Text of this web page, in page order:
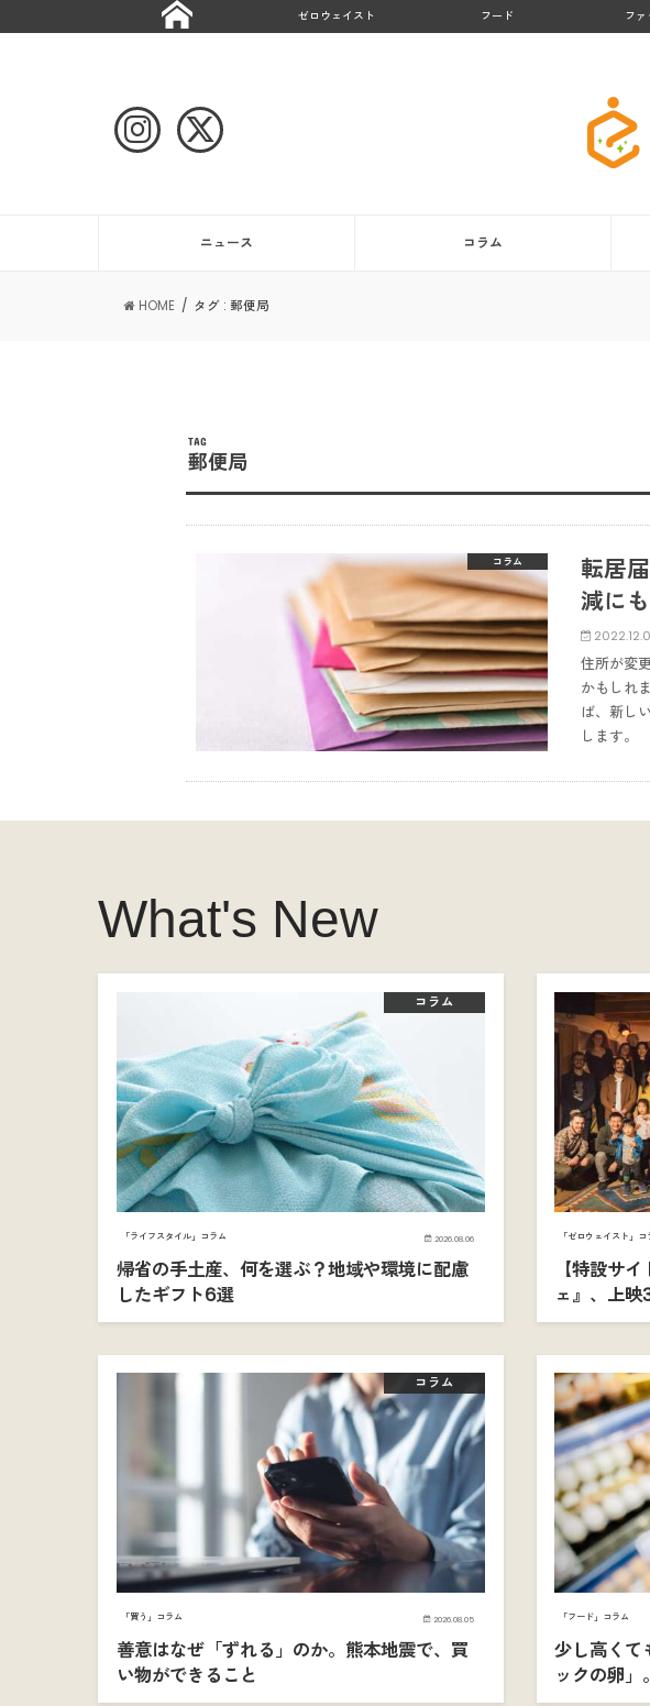
ゼロウェイスト フード ファ
ニュース コラム
HOME タグ : 郵便局
TAG
郵便局
コラム
転居
減にも
住所が変
かもしれ
ば、新し
します。
What's New
コラム
「ライフスタイル」コラム 2026.08.06
帰省の手土産、何を選ぶ？地域や環境に配慮
したギフト6選
「ゼロウェイスト」コ
【特設サ
ェ』、上
コラム
「買う」コラム 2026.08.05
善意はなぜ「ずれる」のか。熊本地震で、買
い物ができること
「フード」コラム
少し高くて
ックの卵」